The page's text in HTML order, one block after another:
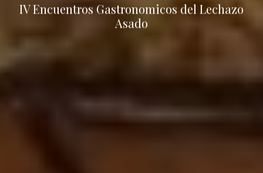
IV Encuentros Gastronomicos del Lechazo
Asado